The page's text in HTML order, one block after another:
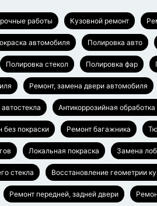
работы Кузовной ремонт
автомобиля Полировка авто
Полировка стекол Полировка фар
Ремонт, замена двери автомобиля
Антикоррозийная обработка
без покраски Ремонт багажника
Локальная покраска Замена
стекла Восстановление геометрии
Ремонт передней, задней двери